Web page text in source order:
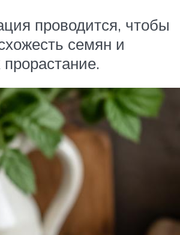
проводится, чтобы
семян и